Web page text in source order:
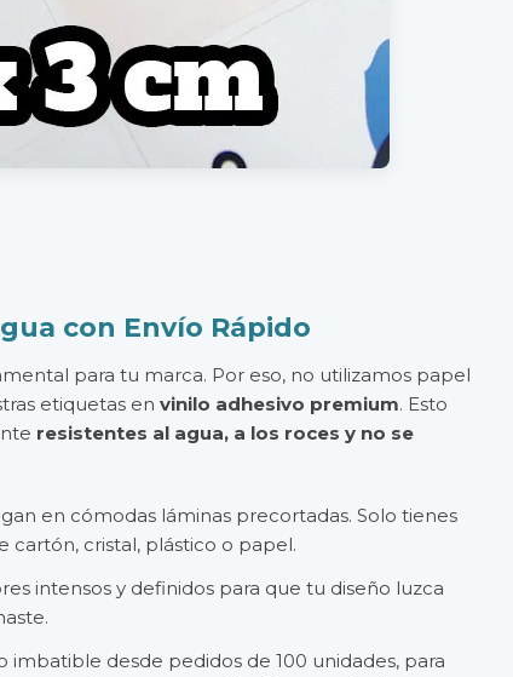
con Envío Rápido
para tu marca. Por eso, no utilizamos papel
etiquetas en vinilo adhesivo premium. Esto
resistentes al agua, a los roces y no se
en cómodas láminas precortadas. Solo tienes
cartón, cristal, plástico o papel.
intensos y definidos para que tu diseño luzca
imbatible desde pedidos de 100 unidades, para